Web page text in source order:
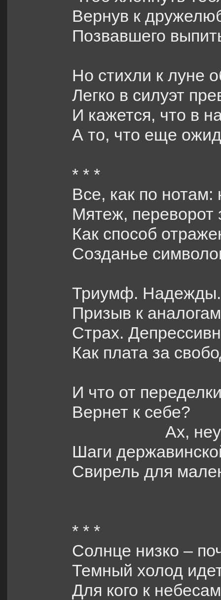
Вернув к
Позвавшего
Но стихли к луне
Легко в силуэт
И кажется, что в
А то, что еще
* * *
Все, как по нотам:
Мятеж, переворот
Как способ
Созданье
Триумф.
Призыв к
Страх.
Как плата за
И что от
Вернет к себе?
Ах,
Шаги
Свирель для
* * *
Солнце низко –
Темный холод
Для кого к